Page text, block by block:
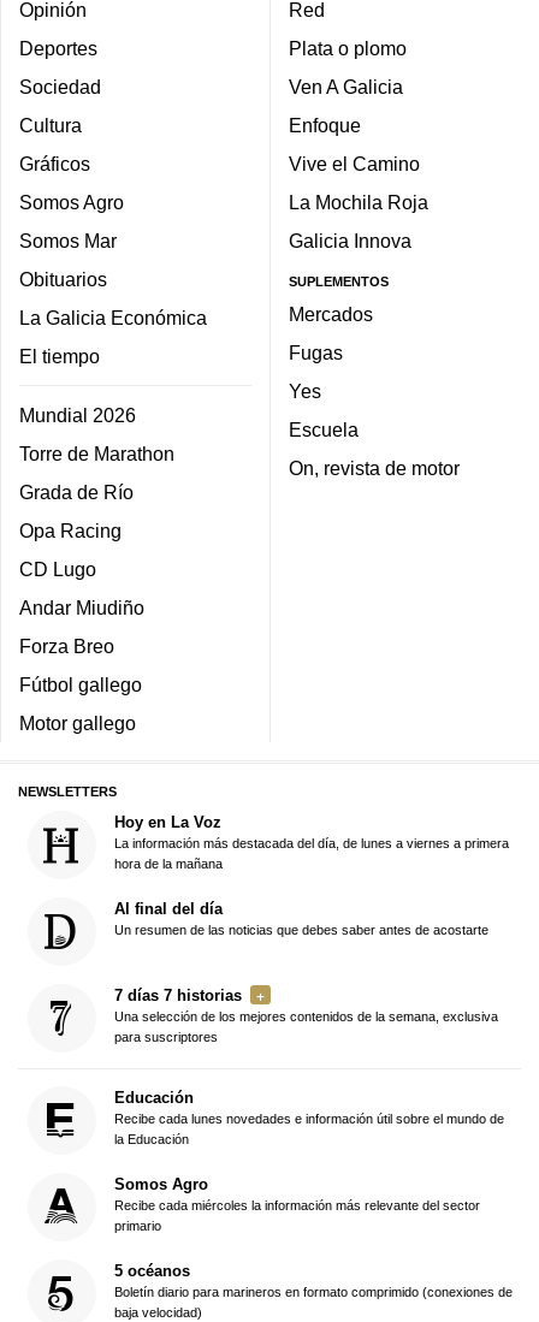
Opinión
Deportes
Sociedad
Cultura
Gráficos
Somos Agro
Somos Mar
Obituarios
La Galicia Económica
El tiempo
Mundial 2026
Torre de Marathon
Grada de Río
Opa Racing
CD Lugo
Andar Miudiño
Forza Breo
Fútbol gallego
Motor gallego
Red
Plata o plomo
Ven A Galicia
Enfoque
Vive el Camino
La Mochila Roja
Galicia Innova
SUPLEMENTOS
Mercados
Fugas
Yes
Escuela
On, revista de motor
NEWSLETTERS
Hoy en La Voz
La información más destacada del día, de lunes a viernes a primera
hora de la mañana
Al final del día
Un resumen de las noticias que debes saber antes de acostarte
7 días 7 historias
Una selección de los mejores contenidos de la semana, exclusiva
para suscriptores
Educación
Recibe cada lunes novedades e información útil sobre el mundo de
la Educación
Somos Agro
Recibe cada miércoles la información más relevante del sector
primario
5 océanos
Boletín diario para marineros en formato comprimido (conexiones de
baja velocidad)